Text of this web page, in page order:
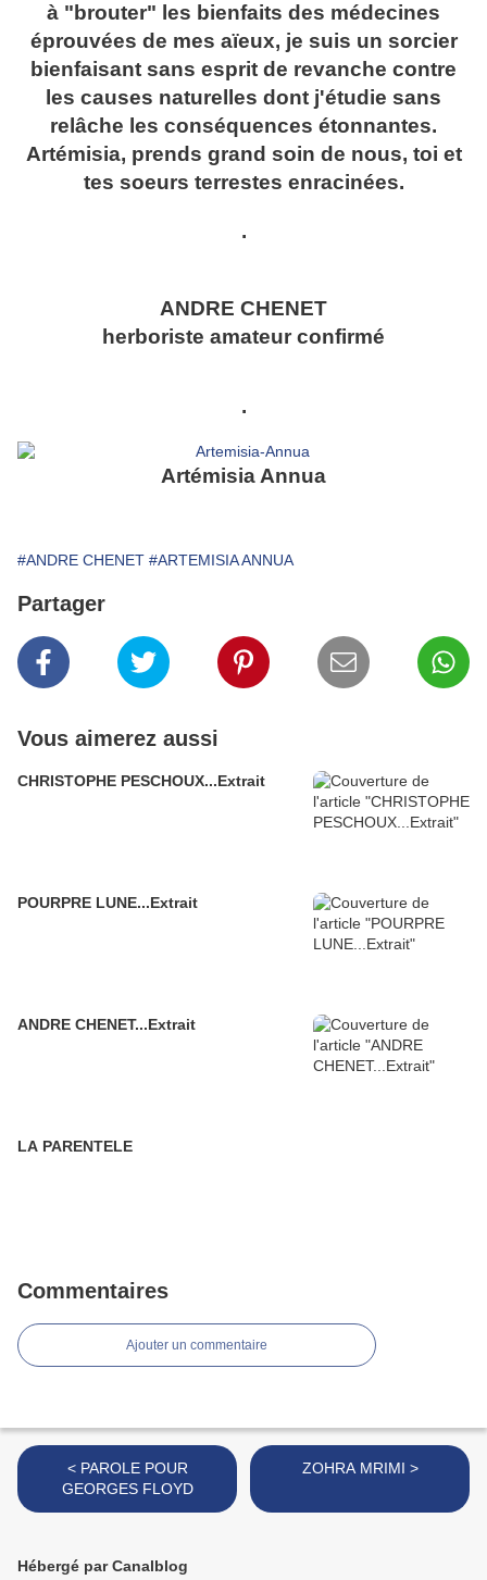
à "brouter" les bienfaits des médecines
éprouvées de mes aïeux, je suis un sorcier
bienfaisant sans esprit de revanche contre
les causes naturelles dont j'étudie sans
relâche les conséquences étonnantes.
Artémisia, prends grand soin de nous, toi et
tes soeurs terrestes enracinées.
.
ANDRE CHENET
herboriste amateur confirmé
.
Artémisia Annua
#ANDRE CHENET #ARTEMISIA ANNUA
Partager
Vous aimerez aussi
CHRISTOPHE PESCHOUX...Extrait
POURPRE LUNE...Extrait
ANDRE CHENET...Extrait
LA PARENTELE
Commentaires
Ajouter un commentaire
< PAROLE POUR
GEORGES FLOYD
ZOHRA MRIMI >
Hébergé par Canalblog